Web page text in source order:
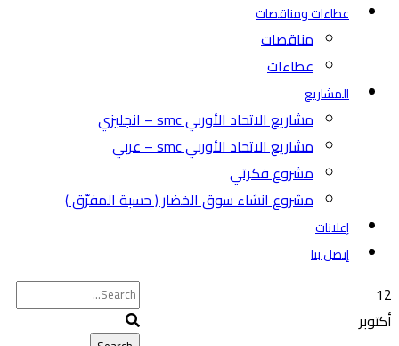
عطاءات ومناقصات
مناقصات
عطاءات
المشاريع
مشاريع الاتحاد الأوربي smc – انجليزي
مشاريع الاتحاد الأوربي smc – عربي
مشروع فكرتي
مشروع انشاء سوق الخضار ( حسبة المفرّق )
إعلانات
إتصل بنا
12
أكتوبر